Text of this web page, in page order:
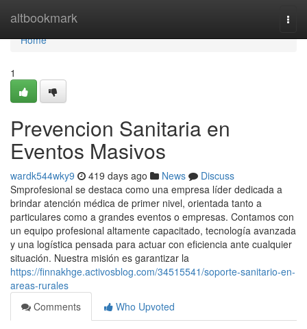
altbookmark
Home
Home
1
Prevencion Sanitaria en
Eventos Masivos
wardk544wky9 419 days ago News
Discuss
Smprofesional se destaca como una empresa líder dedicada a
brindar atención médica de primer nivel, orientada tanto a
particulares como a grandes eventos o empresas. Contamos con
un equipo profesional altamente capacitado, tecnología avanzada
y una logística pensada para actuar con eficiencia ante cualquier
situación. Nuestra misión es garantizar la
https://finnakhge.activosblog.com/34515541/soporte-sanitario-en-
areas-rurales
Comments
Who Upvoted